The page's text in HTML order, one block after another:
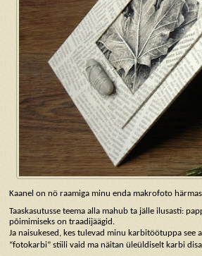
Kaanel on nö raamiga minu enda makrofoto
Taaskasutusse teema alla mahub ta jälle ilusasti:
põimimiseks on traadijäägid.
Ja naisukesed, kes tulevad minu karbitöötuppa see
“fotokarbi” stiili vaid ma näitan üleüldiselt karbi